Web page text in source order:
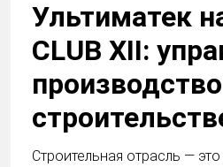
Ультиматек
CLUB XII:
Строительная отрасль —